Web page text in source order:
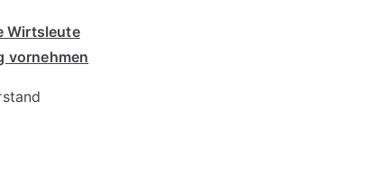
Wirtsleute
vornehmen